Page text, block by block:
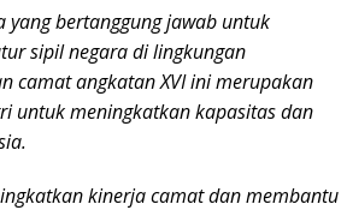
yang bertanggung jawab untuk
sipil negara di lingkungan
camat angkatan XVI ini merupakan
untuk meningkatkan kapasitas dan
kinerja camat dan membantu